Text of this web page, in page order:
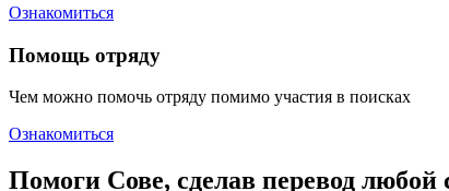
Ознакомиться
Помощь отряду
Чем можно помочь отряду помимо участия в поисках
Ознакомиться
Помоги Сове, сделав перевод